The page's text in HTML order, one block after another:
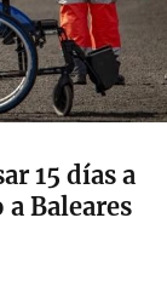
15 días a
Baleares